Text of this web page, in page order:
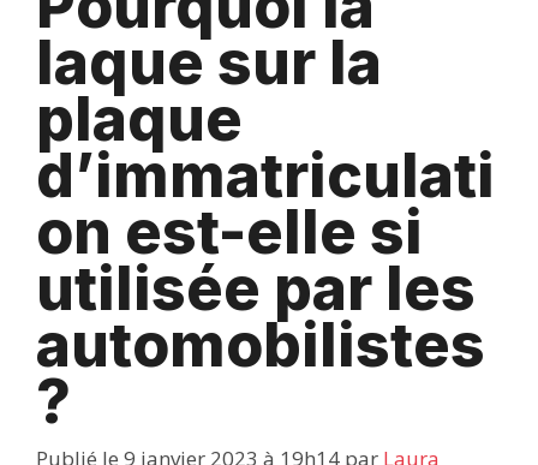
laque sur la
plaque
d’immatriculati
on est-elle si
utilisée par les
automobilistes
?
Publié le 9 janvier 2023 à 19h14 par Laura